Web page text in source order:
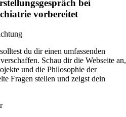
bei
vorbereitet
du dir einen umfassenden
Schau dir die Webseite an,
und die Philosophie der
Fragen stellen und zeigst dein